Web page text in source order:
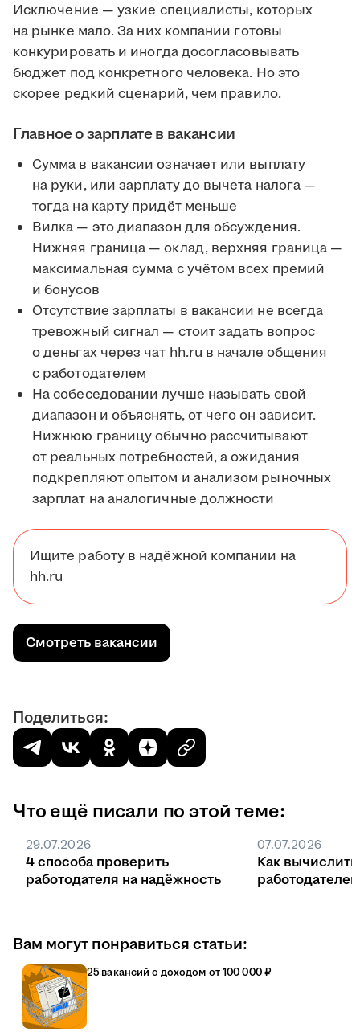
Исключение — узкие специалисты, которых
на рынке мало. За них компании готовы
конкурировать и иногда досогласовывать
бюджет под конкретного человека. Но это
скорее редкий сценарий, чем правило.
Главное о зарплате в вакансии
Сумма в вакансии означает или выплату
на руки, или зарплату до вычета налога —
тогда на карту придёт меньше
Вилка — это диапазон для обсуждения.
Нижняя граница — оклад, верхняя граница —
максимальная сумма с учётом всех премий
и бонусов
Отсутствие зарплаты в вакансии не всегда
тревожный сигнал — стоит задать вопрос
о деньгах через чат hh.ru в начале общения
с работодателем
На собеседовании лучше называть свой
диапазон и объяснять, от чего он зависит.
Нижнюю границу обычно рассчитывают
от реальных потребностей, а ожидания
подкрепляют опытом и анализом рыночных
зарплат на аналогичные должности
Ищите работу в надёжной компании на
hh.ru
Смотреть вакансии
Поделиться:
Что ещё писали по этой теме:
29.07.2026
4 способа проверить
работодателя на надёжность
07.07.2026
Как вычислить
Вам могут понравиться статьи:
25 вакансий с доходом от 100 000 ₽